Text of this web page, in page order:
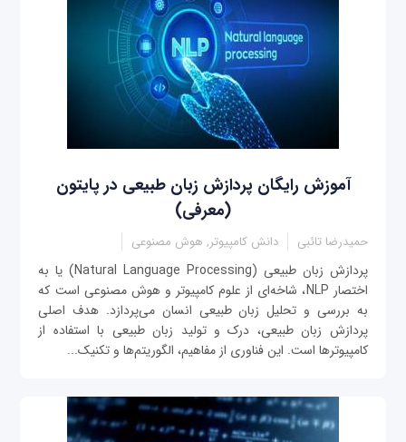
آموزش رایگان پردازش زبان طبیعی در پایتون
(معرفی)
حمیدرضا تائبی دانش کامپیوتر, هوش مصنوعی
پردازش زبان طبیعی (Natural Language Processing) یا به
اختصار NLP، شاخه‌ای از علوم کامپیوتر و هوش مصنوعی است که
به بررسی و تحلیل زبان طبیعی انسان می‌پردازد. هدف اصلی
پردازش زبان طبیعی، درک و تولید زبان طبیعی با استفاده از
کامپیوترها است. این فناوری از مفاهیم، الگوریتم‌ها و تکنیک‌...